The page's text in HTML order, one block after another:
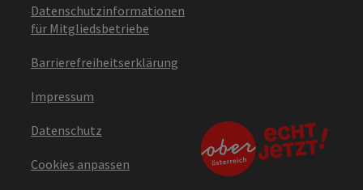
Datenschutzinformationen
für Mitgliedsbetriebe
Barrierefreiheitserklärung
Impressum
Datenschutz
Cookies anpassen